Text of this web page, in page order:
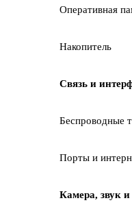
Оперативная
Накопитель
Связь и
Беспроводные
Порты и
Камера, звук